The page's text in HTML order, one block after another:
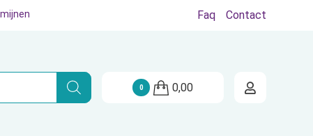
Hoe begin ik?
Faq Contact
0 0,00